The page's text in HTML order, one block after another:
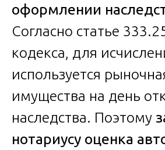
оформлении
Согласно статье
кодекса, для
используется
имущества на день
наследства. Поэтому
нотариусу оценка